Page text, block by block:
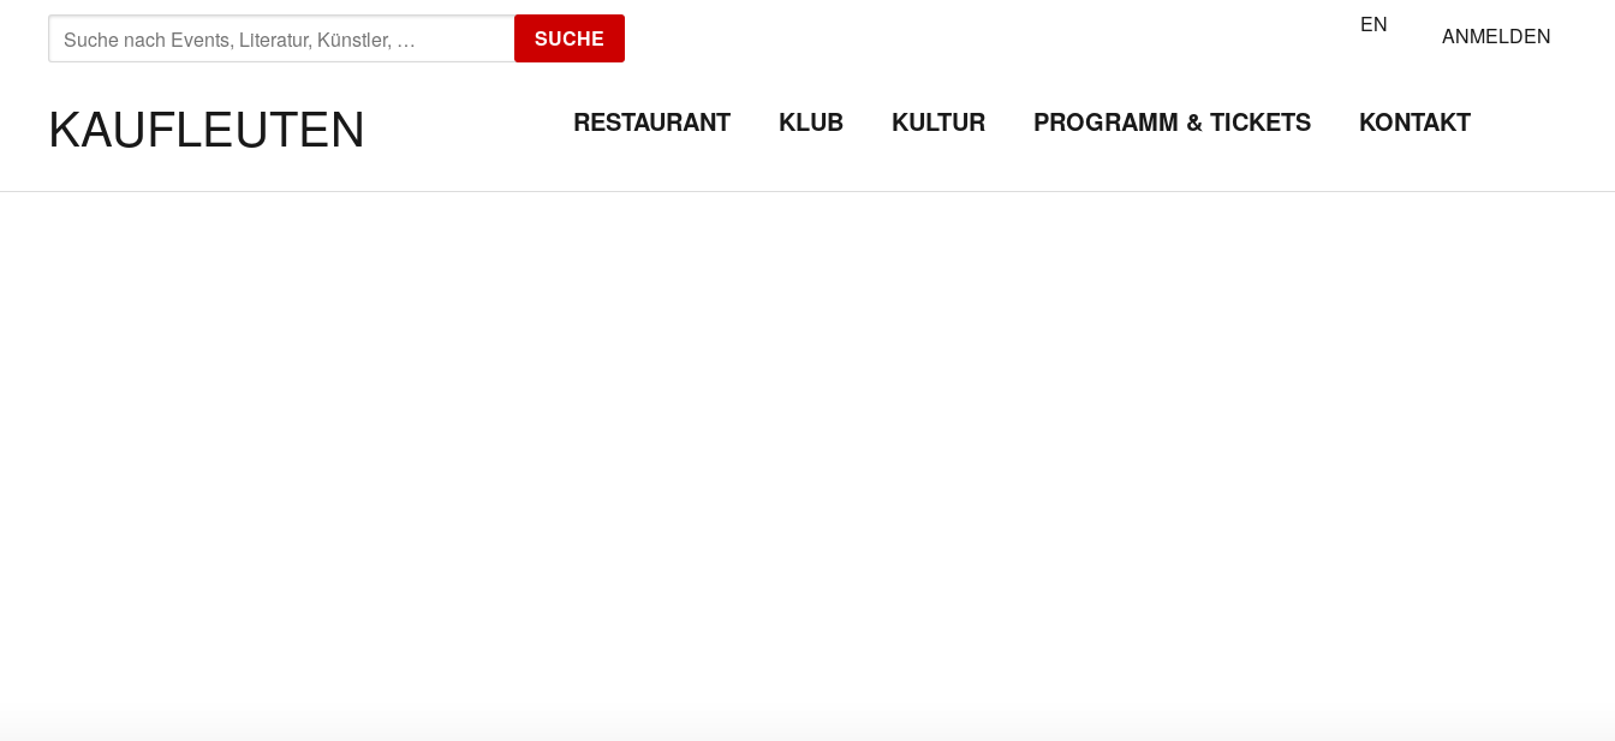
SUCHE
NACH:
SUCHE EN ANMELDEN
KAUFLEUTEN RESTAURANT KLUB KULTUR PROGRAMM & TICKETS KONTAKT